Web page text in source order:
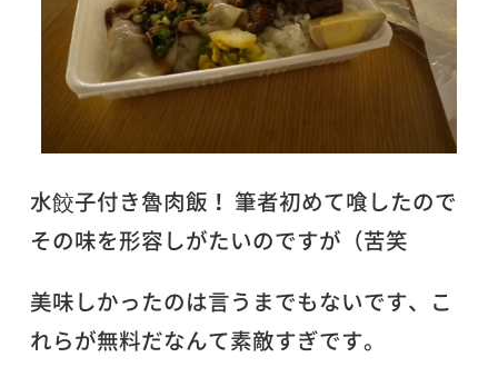
水餃子付き魯肉飯！ 筆者初めて喰したので
その味を形容しがたいのですが（苦笑
美味しかったのは言うまでもないです、こ
れらが無料だなんて素敵すぎです。